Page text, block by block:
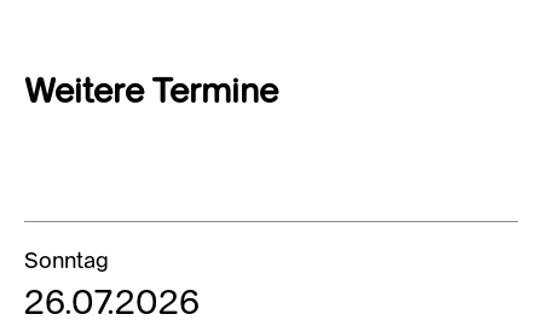
Weitere Termine
Sonntag
26.07.2026